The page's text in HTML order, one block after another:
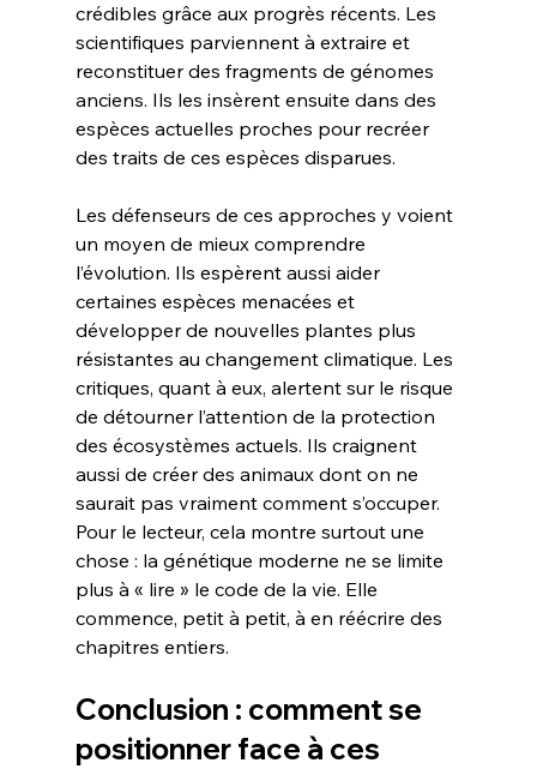
crédibles grâce aux progrès récents. Les
scientifiques parviennent à extraire et
reconstituer des fragments de génomes
anciens. Ils les insèrent ensuite dans des
espèces actuelles proches pour recréer
des traits de ces espèces disparues.
Les défenseurs de ces approches y voient
un moyen de mieux comprendre
l’évolution. Ils espèrent aussi aider
certaines espèces menacées et
développer de nouvelles plantes plus
résistantes au changement climatique. Les
critiques, quant à eux, alertent sur le risque
de détourner l’attention de la protection
des écosystèmes actuels. Ils craignent
aussi de créer des animaux dont on ne
saurait pas vraiment comment s’occuper.
Pour le lecteur, cela montre surtout une
chose : la génétique moderne ne se limite
plus à « lire » le code de la vie. Elle
commence, petit à petit, à en réécrire des
chapitres entiers.
Conclusion : comment se
positionner face à ces